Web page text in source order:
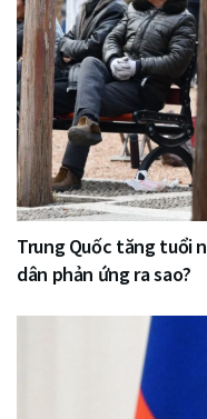
Trung Quốc tăng tuổi
dân phản ứng ra sao?